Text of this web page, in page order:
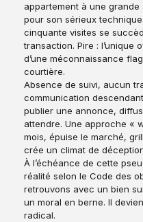
appartement à une
pour son sérieux
cinquante visites se
transaction. Pire : l’unique
d’une méconnaissance
courtière.
Absence de suivi, aucun
communication
publier une annonce,
attendre. Une approche «
mois, épuise le marché,
crée un climat de
À l’échéance de cette
réalité selon le Code des
retrouvons avec un bien
un moral en berne. Il
radical.